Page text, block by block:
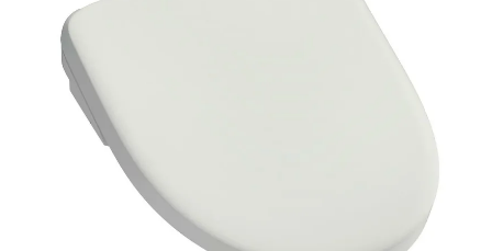
給湯器の交換はこちら
ガスコンロの交換はこちら